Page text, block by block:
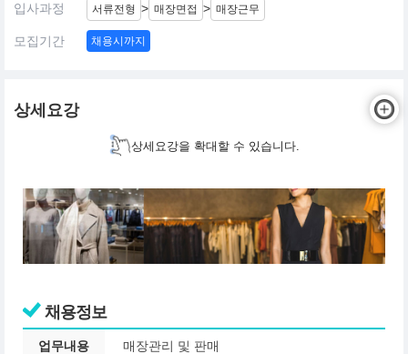
입사과정 서류전형 > 매장면접 > 매장근무
모집기간 채용시까지
상세요강
상세요강을 확대할 수 있습니다.
채용정보
업무내용 매장관리 및 판매